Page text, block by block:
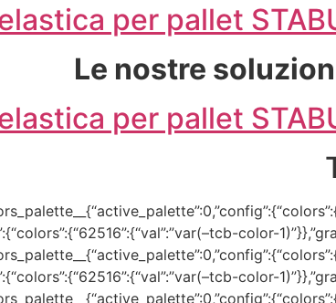
per pallet
Le nostre
per pallet
color-
color-